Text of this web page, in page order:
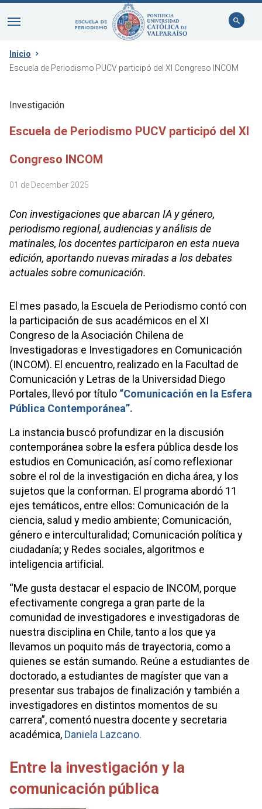
Inicio
Escuela de Periodismo PUCV participó del XI Congreso INCOM
Investigación
Escuela de Periodismo PUCV participó del XI
Congreso INCOM
01 de December 2025
Con investigaciones que abarcan IA y género,
periodismo regional, audiencias y análisis de
matinales, los docentes participaron en esta nueva
edición, aportando nuevas miradas a los debates
actuales sobre comunicación.
El mes pasado, la Escuela de Periodismo contó con
la participación de sus académicos en el XI
Congreso de la Asociación Chilena de
Investigadoras e Investigadores en Comunicación
(INCOM). El encuentro, realizado en la Facultad de
Comunicación y Letras de la Universidad Diego
Portales, llevó por título “Comunicación en la Esfera
Pública Contemporánea”.
La instancia buscó profundizar en la discusión
contemporánea sobre la esfera pública desde los
estudios en Comunicación, así como reflexionar
sobre el rol de la investigación en dicha área, y los
sujetos que la conforman. El programa abordó 11
ejes temáticos, entre ellos: Comunicación de la
ciencia, salud y medio ambiente; Comunicación,
género e interculturalidad; Comunicación política y
ciudadanía; y Redes sociales, algoritmos e
inteligencia artificial.
“Me gusta destacar el espacio de INCOM, porque
efectivamente congrega a gran parte de la
comunidad de investigadores e investigadoras de
nuestra disciplina en Chile, tanto a los que ya
llevamos un poquito más de trayectoria, como a
quienes se están sumando. Reúne a estudiantes de
doctorado, a estudiantes de magíster que van a
presentar sus trabajos de finalización y también a
investigadores en distintos momentos de su
carrera”, comentó nuestra docente y secretaria
académica, Daniela Lazcano.
Entre la investigación y la
comunicación pública